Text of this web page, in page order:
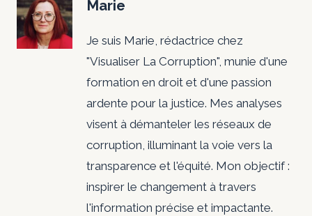
Marie
Je suis Marie, rédactrice chez
"Visualiser La Corruption", munie d'une
formation en droit et d'une passion
ardente pour la justice. Mes analyses
visent à démanteler les réseaux de
corruption, illuminant la voie vers la
transparence et l'équité. Mon objectif :
inspirer le changement à travers
l'information précise et impactante.